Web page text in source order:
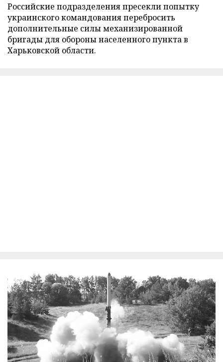
Российские подразделения пресекли попытку
украинского командования перебросить
дополнительные силы механизированной
бригады для обороны населенного пункта в
Харьковской области.